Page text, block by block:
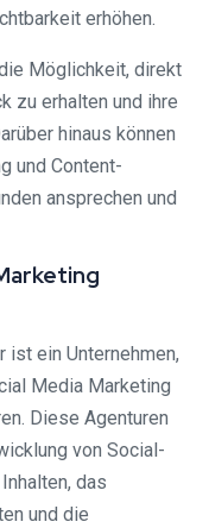
erhöhen.
Möglichkeit, direkt
zu erhalten und ihre
hinaus können
und Content-
ansprechen und
ist ein Unternehmen,
Media Marketing
Diese Agenturen
von Social-
das
und die